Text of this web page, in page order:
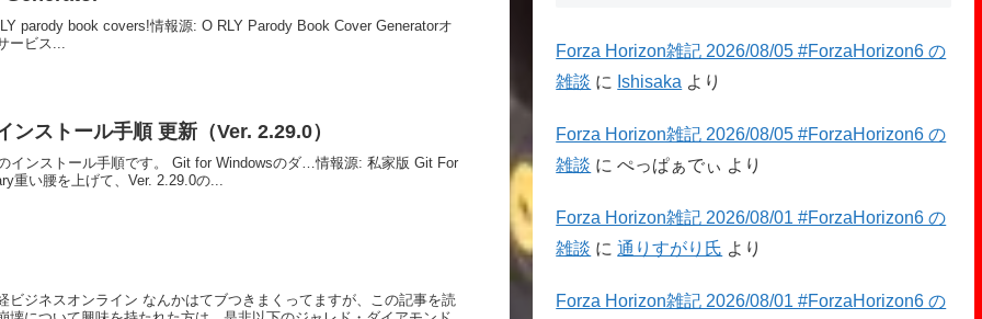
parody book covers!情報源: O RLY Parody Book Cover Generatorオ
ービス...
ストール手順 更新（Ver. 2.29.0）
インストール手順です。 Git for Windowsのダ…情報源: 私家版 Git For
重い腰を上げて、Ver. 2.29.0の...
ビジネスオンライン なんかはてブつきまくってますが、この記事を読
Forza Horizon雑記 2026/08/05 #ForzaHorizon6 の
雑談 に Ishisaka より
Forza Horizon雑記 2026/08/05 #ForzaHorizon6 の
雑談 にぺっぱぁでぃ より
Forza Horizon雑記 2026/08/01 #ForzaHorizon6 の
雑談 に通りすがり氏 より
Forza Horizon雑記 2026/08/01 #ForzaHorizon6 の